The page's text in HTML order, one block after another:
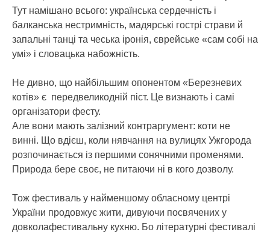
Тут намішано всього: українська сердечність і
балканська нестримність, мадярські гострі страви й
запальні танці та чеська іронія, єврейське «сам собі на
умі» і словацька набожність.
Не дивно, що найбільшим опонентом «Березневих
котів» є передвеликодній піст. Це визнають і самі
організатори фесту.
Але вони мають залізний контраргумент: коти не
винні. Що вдієш, коли нявчання на вулицях Ужгорода
розпочинається із першими сонячними променями.
Природа бере своє, не питаючи ні в кого дозволу.
Тож фестиваль у найменшому обласному центрі
України продовжує жити, дивуючи посвячених у
довколафестивальну кухню. Бо літературні фестивалі